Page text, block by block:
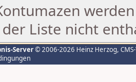
Liste nicht
Server© 2006-2026 Heinz Herzog,